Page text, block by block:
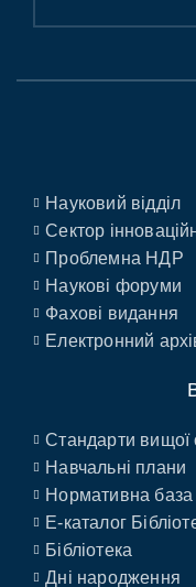
Науковий відділ
Сектор
Проблемна НДР
Наукові форуми
Фахові видання
Електронний
Стандарти вищої
Навчальні плани
Нормативна база
E-каталог
Бібліотека
Дні народження